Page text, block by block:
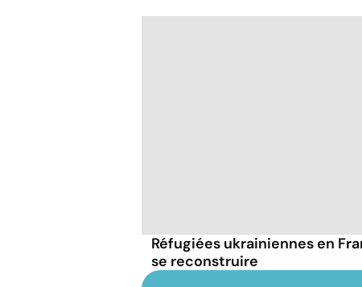
Réfugiées ukrainiennes en
se reconstruire